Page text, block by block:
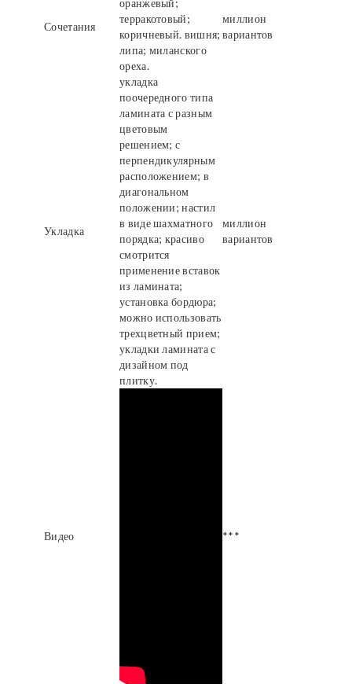
Сочетания
оранжевый;
терракотовый;
коричневый. вишня;
липа; миланского
ореха.
миллион
вариантов
Укладка
укладка
поочередного типа
ламината с разным
цветовым
решением; с
перпендикулярным
расположением; в
диагональном
положении; настил
в виде шахматного
порядка; красиво
смотрится
применение вставок
из ламината;
установка бордюра;
можно использовать
трехцветный прием;
укладки ламината с
дизайном под
плитку.
миллион
вариантов
Видео ***